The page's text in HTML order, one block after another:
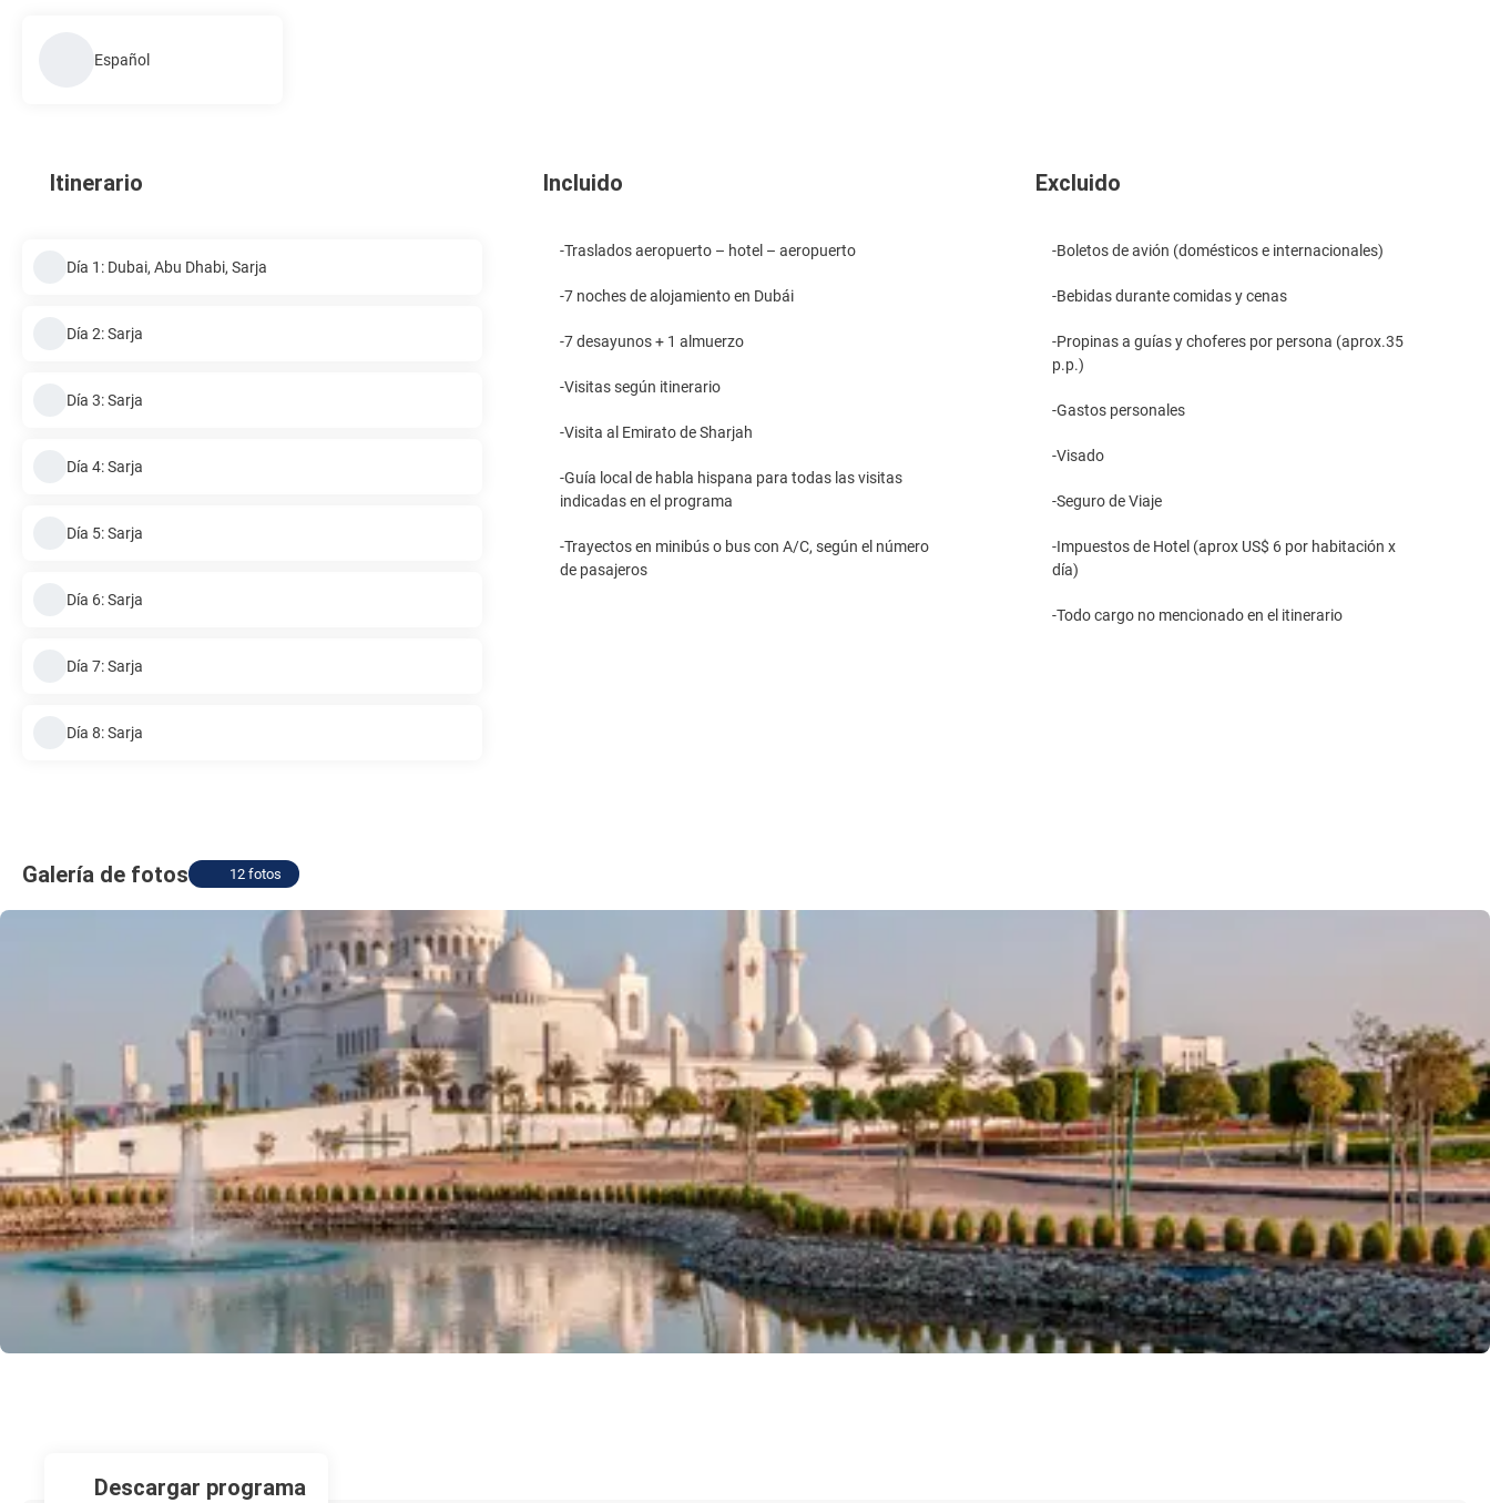
Español
Itinerario
Día 1: Dubai, Abu Dhabi, Sarja
Día 2: Sarja
Día 3: Sarja
Día 4: Sarja
Día 5: Sarja
Día 6: Sarja
Día 7: Sarja
Día 8: Sarja
Incluido
-Traslados aeropuerto – hotel – aeropuerto
-7 noches de alojamiento en Dubái
-7 desayunos + 1 almuerzo
-Visitas según itinerario
-Visita al Emirato de Sharjah
-Guía local de habla hispana para todas las visitas
indicadas en el programa
-Trayectos en minibús o bus con A/C, según el número
de pasajeros
Excluido
-Boletos de avión (domésticos e internacionales)
-Bebidas durante comidas y cenas
-Propinas a guías y choferes por persona (aprox.35
p.p.)
-Gastos personales
-Visado
-Seguro de Viaje
-Impuestos de Hotel (aprox US$ 6 por habitación x
día)
-Todo cargo no mencionado en el itinerario
Galería de fotos 12 fotos
descargar programa